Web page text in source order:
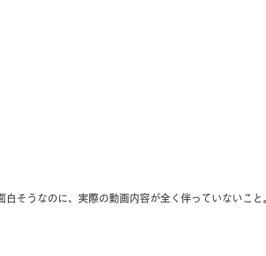
白そうなのに、実際の動画内容が全く伴っていないこと